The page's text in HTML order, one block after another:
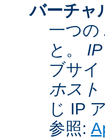
バーチャ
一つの
と。
ブサ
ホスト
じ IP
参照: